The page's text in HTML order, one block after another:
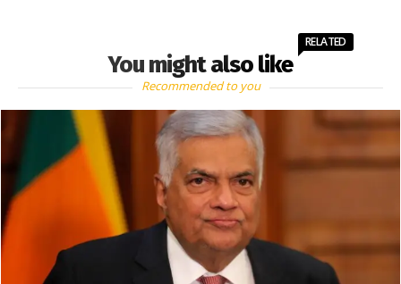
You might also like
RELATED
Recommended to you